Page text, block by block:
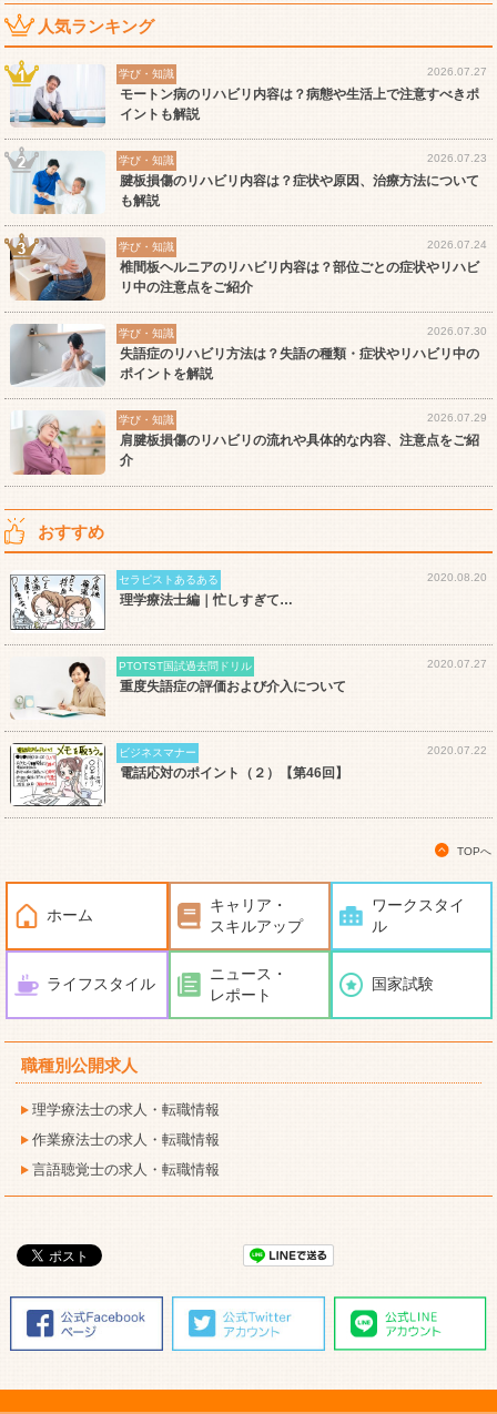
人気ランキング
学び・知識 2026.07.27
モートン病のリハビリ内容は？病態や生活上で注意すべきポ
イントも解説
学び・知識 2026.07.23
腱板損傷のリハビリ内容は？症状や原因、治療方法について
も解説
学び・知識 2026.07.24
椎間板ヘルニアのリハビリ内容は？部位ごとの症状やリハビ
リ中の注意点をご紹介
学び・知識 2026.07.30
失語症のリハビリ方法は？失語の種類・症状やリハビリ中の
ポイントを解説
学び・知識 2026.07.29
肩腱板損傷のリハビリの流れや具体的な内容、注意点をご紹
介
おすすめ
セラピストあるある 2020.08.20
理学療法士編｜忙しすぎて…
PTOTST国試過去問ドリル 2020.07.27
重度失語症の評価および介入について
ビジネスマナー 2020.07.22
電話応対のポイント（２）【第46回】
TOPへ
ホーム
キャリア・
スキルアップ
ワークスタイ
ル
ライフスタイル
ニュース・
レポート
国家試験
職種別公開求人
理学療法士の求人・転職情報
作業療法士の求人・転職情報
言語聴覚士の求人・転職情報